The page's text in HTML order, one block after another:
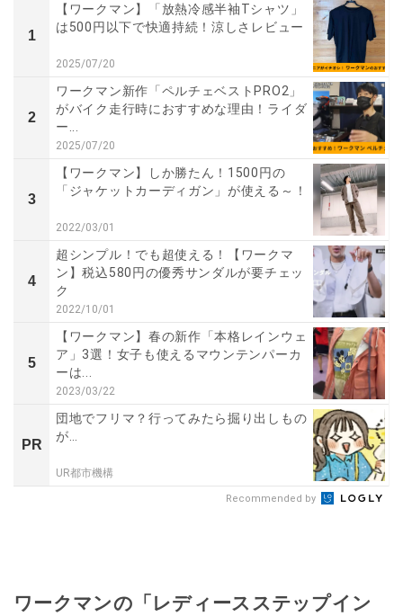
1
【ワークマン】「放熱冷感半袖Tシャツ」
は500円以下で快適持続！涼しさレビュー
2025/07/20
2
ワークマン新作「ペルチェベストPRO2」
がバイク走行時におすすめな理由！ライダ
ー...
2025/07/20
3
【ワークマン】しか勝たん！1500円の
「ジャケットカーディガン」が使える～！
2022/03/01
4
超シンプル！でも超使える！【ワークマ
ン】税込580円の優秀サンダルが要チェッ
ク
2022/10/01
5
【ワークマン】春の新作「本格レインウェ
ア」3選！女子も使えるマウンテンパーカ
ーは...
2023/03/22
PR
団地でフリマ？行ってみたら掘り出しもの
が…
UR都市機構
Recommended by
ワークマンの「レディースステップイン